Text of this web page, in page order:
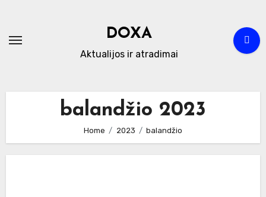
content
DOXA
Aktualijos ir atradimai
balandžio 2023
Home 2023 balandžio